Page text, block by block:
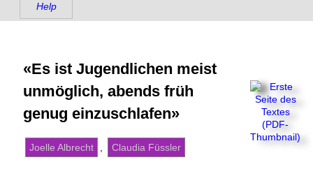
Help
«Es ist Jugendlichen meist
unmöglich, abends früh
genug einzuschlafen»
Joelle Albrecht Claudia Füssler